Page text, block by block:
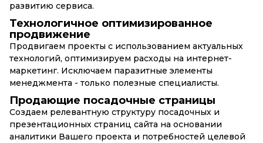
развитию сервиса.
Технологичное оптимизированное
продвижение
Продвигаем проекты с использованием актуальных
технологий, оптимизируем расходы на интернет-
маркетинг. Исключаем паразитные элементы
менеджмента - только полезные специалисты.
Продающие посадочные страницы
Создаем релевантную структуру посадочных и
презентационных страниц сайта на основании
аналитики Вашего проекта и потребностей целевой